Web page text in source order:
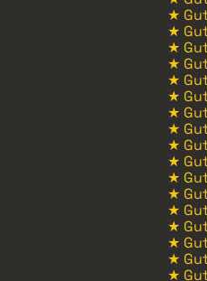
★
★
★
★
★
★
★
★
★
★
★
★
★
★
★
★
★